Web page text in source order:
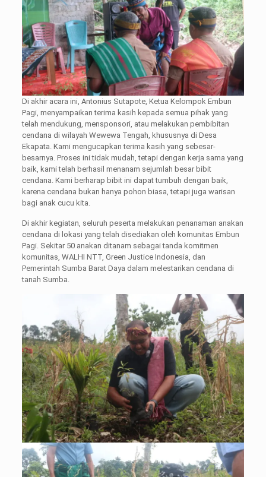
Di akhir acara ini, Antonius Sutapote, Ketua Kelompok Embun
Pagi, menyampaikan terima kasih kepada semua pihak yang
telah mendukung, mensponsori, atau melakukan pembibitan
cendana di wilayah Wewewa Tengah, khususnya di Desa
Ekapata. Kami mengucapkan terima kasih yang sebesar-
besarnya. Proses ini tidak mudah, tetapi dengan kerja sama yang
baik, kami telah berhasil menanam sejumlah besar bibit
cendana. Kami berharap bibit ini dapat tumbuh dengan baik,
karena cendana bukan hanya pohon biasa, tetapi juga warisan
bagi anak cucu kita.
Di akhir kegiatan, seluruh peserta melakukan penanaman anakan
cendana di lokasi yang telah disediakan oleh komunitas Embun
Pagi. Sekitar 50 anakan ditanam sebagai tanda komitmen
komunitas, WALHI NTT, Green Justice Indonesia, dan
Pemerintah Sumba Barat Daya dalam melestarikan cendana di
tanah Sumba.